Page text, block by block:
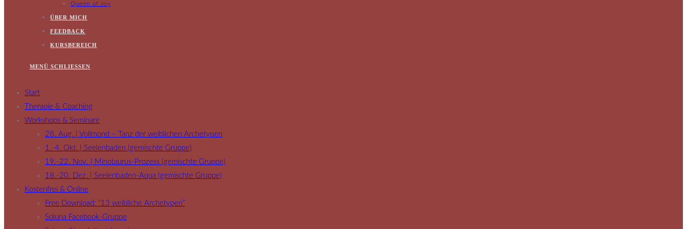
Queen of Joy
ÜBER MICH
FEEDBACK
KURSBEREICH
MENÜ SCHLIESSEN
Start
Therapie & Coaching
Workshops & Seminare
28. Aug. | Vollmond – Tanz der weiblichen Archetypen
1.-4. Okt. | Seelenbaden (gemischte Gruppe)
19.-22. Nov. | Minotaurus-Prozess (gemischte Gruppe)
18.-20. Dez. | Seelenbaden-Aqua (gemischte Gruppe)
Kostenfrei & Online
Free Download: “13 weibliche Archetypen”
Soluna Facebook-Gruppe